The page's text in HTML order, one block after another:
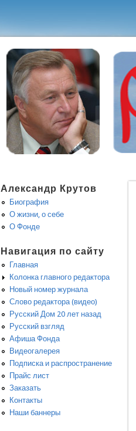
Александр Крутов
Биография
О жизни, о себе
О Фонде
Навигация по сайту
Главная
Колонка главного редактора
Новый номер журнала
Слово редактора (видео)
Русский Дом 20 лет назад
Русский взгляд
Афиша Фонда
Видеогалерея
Подписка и распространение
Прайс лист
Заказать
Контакты
Наши баннеры